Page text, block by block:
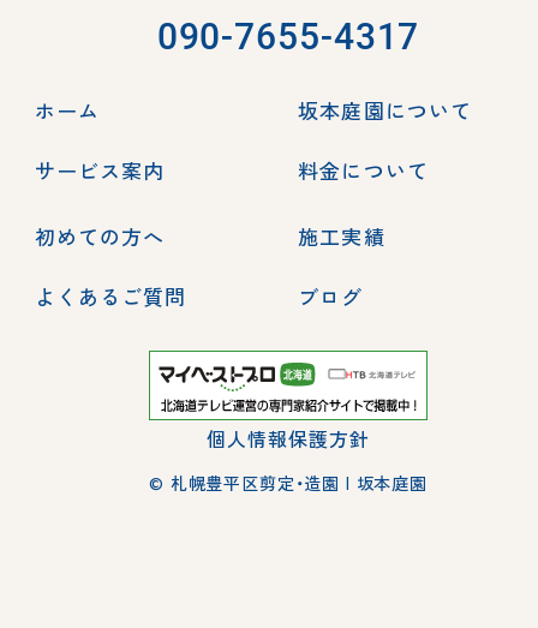
090-7655-4317
ホーム
坂本庭園について
サービス案内
料金について
初めての方へ
施工実績
よくあるご質問
ブログ
個人情報保護方針
© 札幌豊平区剪定・造園 | 坂本庭園